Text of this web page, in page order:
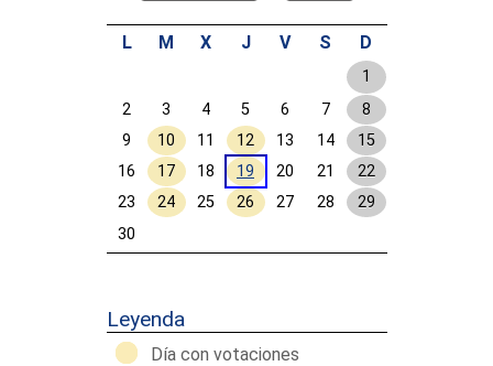
L M X J V S D
1
2
3 4 5 6 7
8
9
10 11 12 13 14
15
16
17 18 19 20 21
22
23
24 25 26 27 28
29
30
Leyenda
Día con votaciones